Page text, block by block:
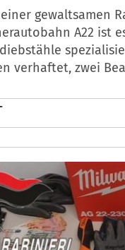
gewaltsamen
A22 ist
verhaftet, zwei